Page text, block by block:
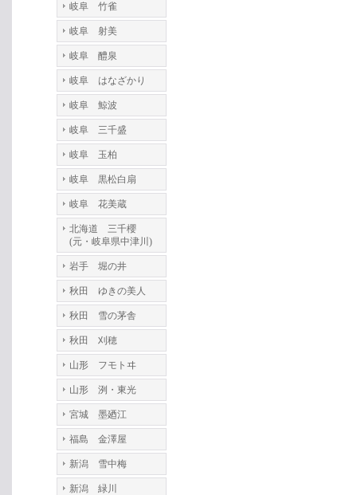
岐阜 竹雀
岐阜 射美
岐阜 醴泉
岐阜 はなざかり
岐阜 鯨波
岐阜 三千盛
岐阜 玉柏
岐阜 黒松白扇
岐阜 花美蔵
北海道 三千櫻
(元・岐阜県中津川)
岩手 堀の井
秋田 ゆきの美人
秋田 雪の茅舎
秋田 刈穂
山形 フモトヰ
山形 洌・東光
宮城 墨廼江
福島 金澤屋
新潟 雪中梅
新潟 緑川